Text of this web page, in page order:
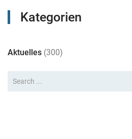
Kategorien
Aktuelles (300)